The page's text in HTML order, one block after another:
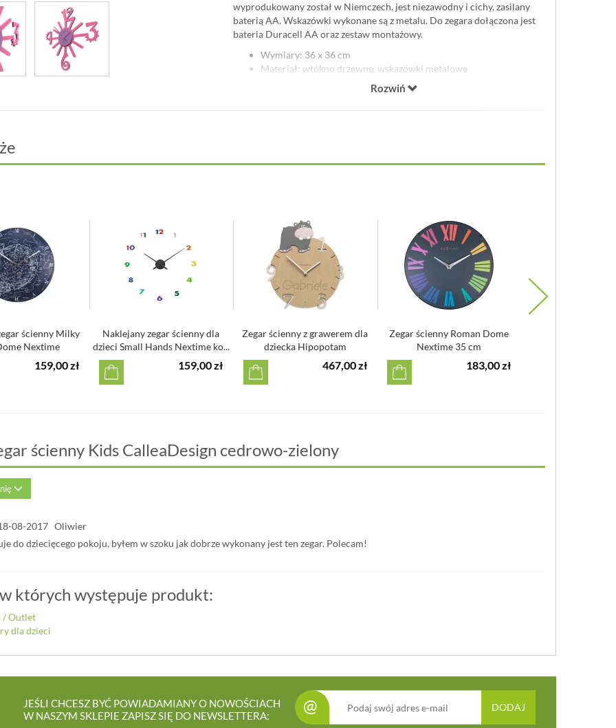
wyprodukowany został w Niemczech, jest niezawodny i cichy, zasilany
baterią AA. Wskazówki wykonane są z metalu. Do zegara dołączona jest
bateria Duracell AA oraz zestaw montażowy.
Wymiary: 36 x 36 cm
Materiał: włókno drzewne, wskazówki metalowe
Zasilanie: bateria AA (w zestawie)
Rozwiń
ścienny Milky
Nextime
159,00 zł
Naklejany zegar ścienny dla
dzieci Small Hands Nextime ko...
159,00 zł
Zegar ścienny z grawerem dla
dziecka Hipopotam
CalleaDesign467,00 zł
Zegar ścienny Roman Dome
Nextime 35 cm
183,00 zł
ścienny Kids CalleaDesign cedrowo-zielony
08-2017 Oliwier
do dziecięcego pokoju, byłem w szoku jak dobrze wykonany jest ten zegar. Polecam!
których występuje produkt:
/Outlet
dla dzieci
JEŚLI CHCESZ BYĆ POWIADAMIANY O NOWOŚCIACH
W NASZYM SKLEPIE ZAPISZ SIĘ DO NEWSLETTERA:
@ DODAJ